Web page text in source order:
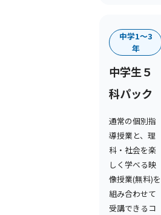
中学1〜3
年
中学生５
科パック
通常の個別指
導授業と、理
科・社会を楽
しく学べる映
像授業(無料)を
組み合わせて
受講できるコ